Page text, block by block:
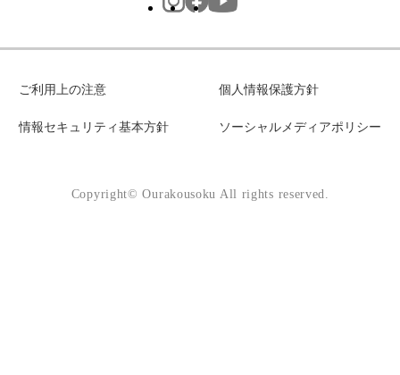
ご利用上の注意 個人情報保護方針
情報セキュリティ基本方針 ソーシャルメディアポリシー
Copyright© Ourakousoku All rights reserved.